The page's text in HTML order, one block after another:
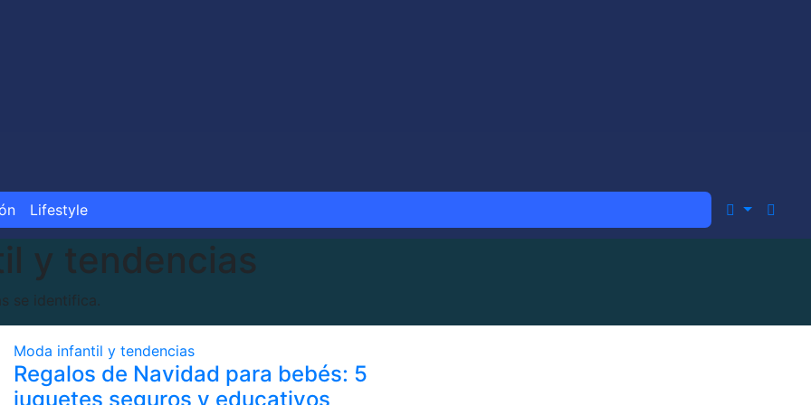
Lifestyle
y tendencias
se identifica.
Moda infantil y tendencias
Regalos de Navidad para bebés: 5
juguetes seguros y educativos